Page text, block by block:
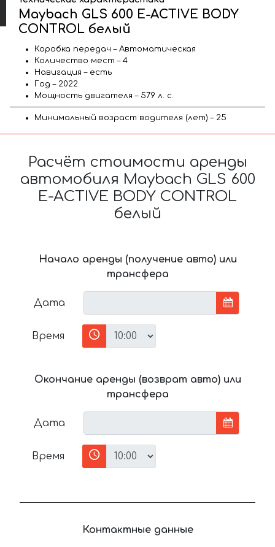
Maybach GLS 600 E-ACTIVE BODY
CONTROL белый
Коробка передач – Автоматическая
Количество мест – 4
Навигация – есть
Год – 2022
Мощность двигателя – 579 л. с.
Минимальный возраст водителя (лет) – 25
Расчёт стоимости аренды
автомобиля Maybach GLS 600
E-ACTIVE BODY CONTROL
белый
Начало аренды (получение авто) или
трансфера
Дата
Время
Окончание аренды (возврат авто) или
трансфера
Дата
Время
Контактные данные